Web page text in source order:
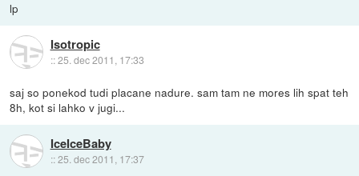
lp
Isotropic
::25. dec 2011, 17:33
saj so ponekod tudi placane nadure. sam tam ne mores lih spat teh
8h, kot si lahko v jugi...
IceIceBaby
::25. dec 2011, 17:37